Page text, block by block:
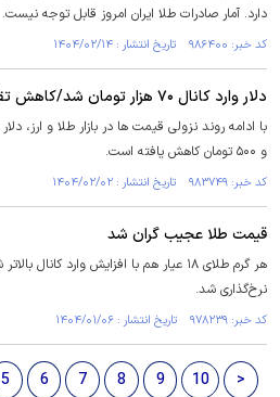
دارد. آمار صادرات طلا ایران امروز قابل توجه نیست.
کد خبر: ۹۸۶۴۰۰ تاریخ انتشار : ۱۴۰۴/۰۲/۱۴
دلار وارد کانال ۷۰ هزار تومان شد/کاهش تقاضای سفته‌بازی
و ۵۰۰ تومان کاهش یافته است.
کد خبر: ۹۸۳۷۴۹ تاریخ انتشار : ۱۴۰۴/۰۲/۰۲
قیمت طلا عجیب گران شد
نرخ‌گذاری شد.
کد خبر: ۹۷۸۲۳۹ تاریخ انتشار : ۱۴۰۴/۰۱/۰۶
5 6 7 8 9 10 >